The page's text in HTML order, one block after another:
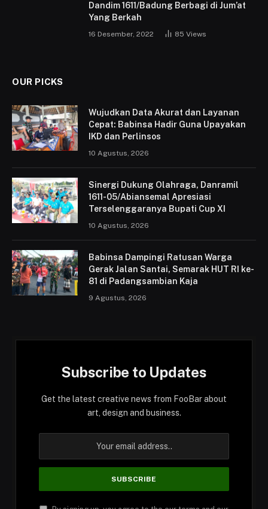
Dandim 1611/Badung Berbagi di Jum’at
Yang Berkah
16 Desember, 2022 85 Views
OUR PICKS
Wujudkan Data Akurat dan Layanan
Cepat: Babinsa Hadir Guna Upayakan
IKD dan Perlinsos
10 Agustus, 2026
Sinergi Dukung Olahraga, Danramil
1611-05/Abiansemal Apresiasi
Terselenggaranya Bupati Cup XI
10 Agustus, 2026
Babinsa Dampingi Ratusan Warga
Gerak Jalan Santai, Semarak HUT RI ke-
81 di Padangsambian Kaja
9 Agustus, 2026
Subscribe to Updates
Get the latest creative news from FooBar about
art, design and business.